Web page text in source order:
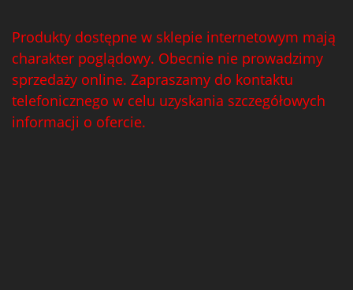
Produkty dostępne w sklepie internetowym mają
charakter poglądowy. Obecnie nie prowadzimy
sprzedaży online. Zapraszamy do kontaktu
telefonicznego w celu uzyskania szczegółowych
informacji o ofercie.